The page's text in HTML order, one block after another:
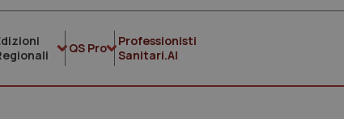
QS Pro
Professionisti
Sanitari.AI